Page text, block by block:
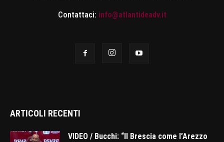
Contattaci: info@atlantideadv.it
ARTICOLI RECENTI
VIDEO / Bucchi: “Il Brescia come l’Arezzo